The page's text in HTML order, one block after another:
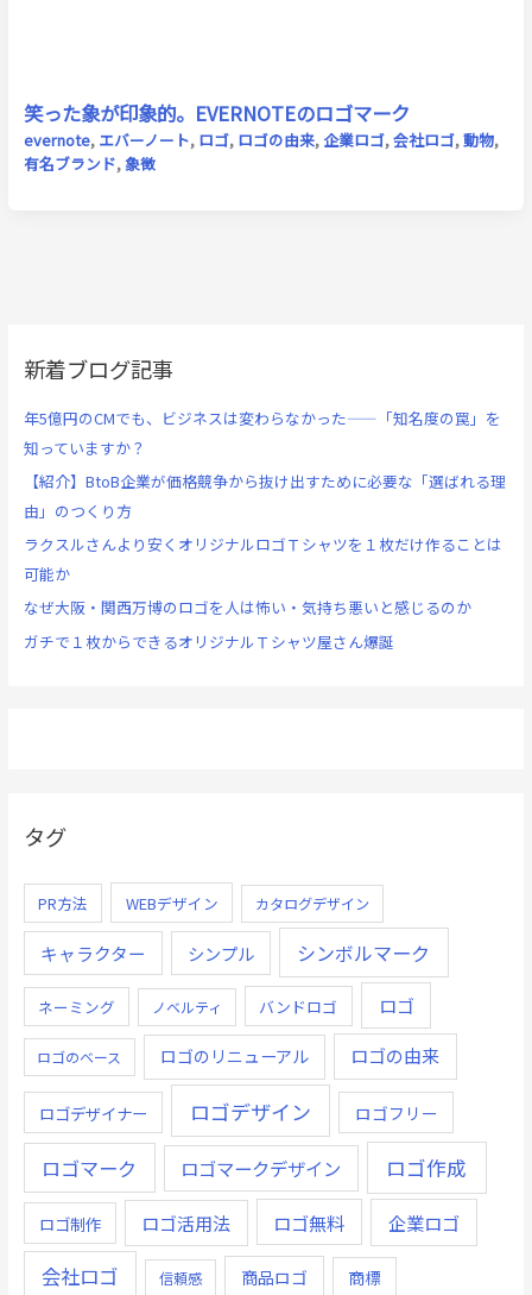
笑った象が印象的。EVERNOTEのロゴマーク
evernote, エバーノート, ロゴ, ロゴの由来, 企業ロゴ,会社ロゴ,動物,
有名ブランド,象徴
新着ブログ記事
年5億円のCMでも、ビジネスは変わらなかった——「知名度の罠」を
知っていますか？
【紹介】BtoB企業が価格競争から抜け出すために必要な「選ばれる理
由」のつくり方
ラクスルさんより安くオリジナルロゴＴシャツを１枚だけ作ることは
可能か
なぜ大阪・関西万博のロゴを人は怖い・気持ち悪いと感じるのか
ガチで１枚からできるオリジナルＴシャツ屋さん爆誕
タグ
PR方法 WEBデザイン カタログデザイン
キャラクター シンプル シンボルマーク
ネーミング ノベルティ バンドロゴ ロゴ
ロゴのベース ロゴのリニューアル ロゴの由来
ロゴデザイナー ロゴデザイン ロゴフリー
ロゴマーク ロゴマークデザイン ロゴ作成
ロゴ制作 ロゴ活用法 ロゴ無料 企業ロゴ
会社ロゴ 信頼感 商品ロゴ 商標